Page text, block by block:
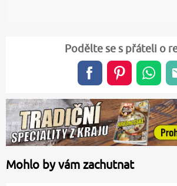
Podělte se s přáteli o
Mohlo by vám zachutnat